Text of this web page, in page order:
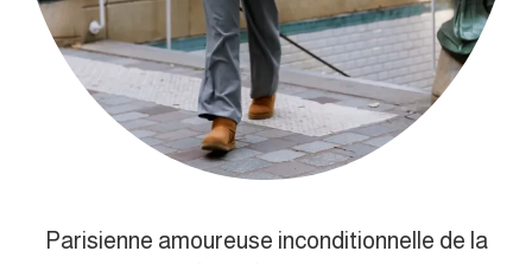
Parisienne amoureuse inconditionnelle de la